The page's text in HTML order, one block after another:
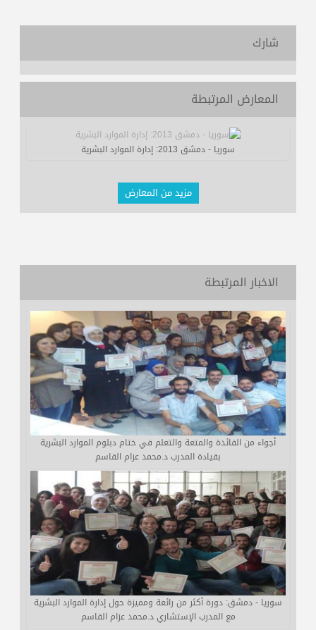
شارك
المعارض المرتبطة
سوريا - دمشق 2013: إدارة الموارد البشرية
مزيد من المعارض
الاخبار المرتبطة
أجواء من الفائدة والمتعة والتعلم في ختام دبلوم الموارد البشرية
بقيادة المدرب د.محمد عزام القاسم
سوريا - دمشق: دورة أكثر من رائعة ومميزة حول إدارة الموارد البشرية
مع المدرب الإستشاري د.محمد عزام القاسم